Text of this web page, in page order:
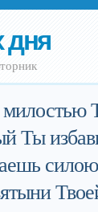
дня
Ты